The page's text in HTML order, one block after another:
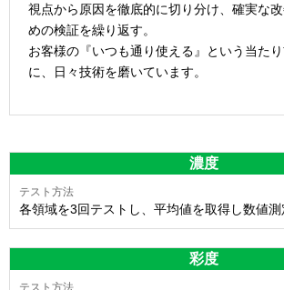
視点から原因を徹底的に切り分け、確実な
めの検証を繰り返す。
お客様の『いつも通り使える』という当た
に、日々技術を磨いています。
濃度
各領域を3回テストし、平均値を取得し数値測
彩度